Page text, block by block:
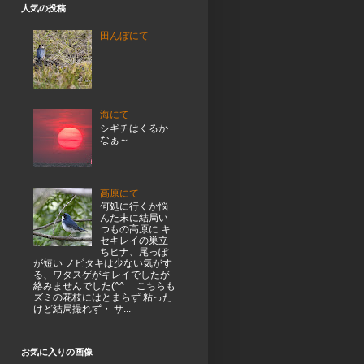
人気の投稿
田んぼにて
海にて
シギチはくるか
なぁ～
高原にて
何処に行くか悩
んた末に結局い
つもの高原に キ
セキレイの巣立
ちヒナ、尾っぽ
が短い ノビタキは少ない気がす
る、ワタスゲがキレイでしたが
絡みませんでした(^^ゞ こちらも
ズミの花枝にはとまらず 粘った
けど結局撮れず・ サ...
お気に入りの画像